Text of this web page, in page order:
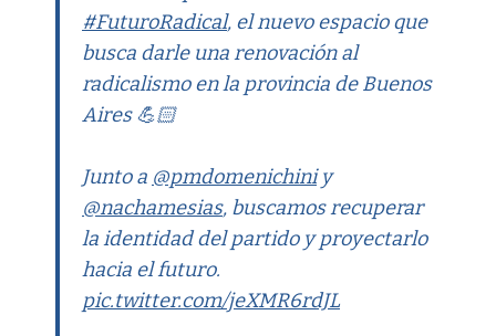
#FuturoRadical, el nuevo espacio que
busca darle una renovación al
radicalismo en la provincia de Buenos
Aires 💪🏻
Junto a @pmdomenichiniy
@nachamesias, buscamos recuperar
la identidad del partido y proyectarlo
hacia el futuro.
pic.twitter.com/jeXMR6rdJL